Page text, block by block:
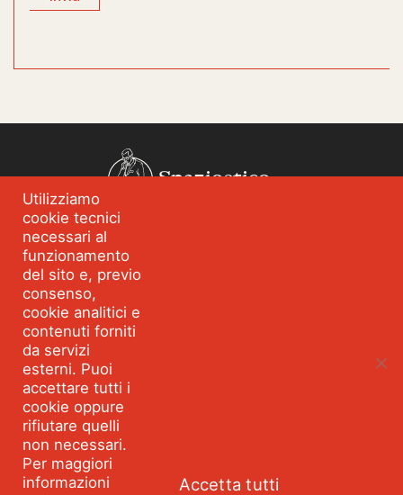
Spazioetico
Chi siamo
Blog
Servizi
Strumenti e percorsi
Parla con Spazioetico
Seguici: Facebook
©2026 SPAZIOETICO ASSOCIAZIONE PROFESSIONALE - Tutti
i diritti riservati Partita IVA 10495360967 VIA MONTEGANI 1
Utilizziamo
cookie tecnici
necessari al
funzionamento
del sito e, previo
consenso,
cookie analitici e
contenuti forniti
da servizi
esterni. Puoi
accettare tutti i
cookie oppure
rifiutare quelli
non necessari.
Per maggiori
informazioni
Accetta tutti